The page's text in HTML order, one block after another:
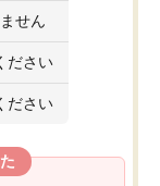
せん
ださい
ださい